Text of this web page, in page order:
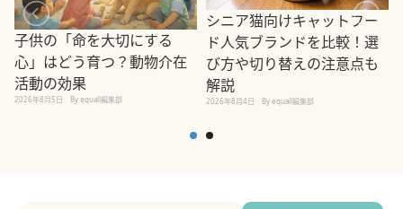
子供の「命を大切にする
心」はどう育つ？動物介在
活動の効果
2026年8月5日 By equall編集部
シニア猫向けキャットフー
ド人気ブランドを比較！選
び方や切り替えの注意点も
解説
2026年8月4日 By equall編集部